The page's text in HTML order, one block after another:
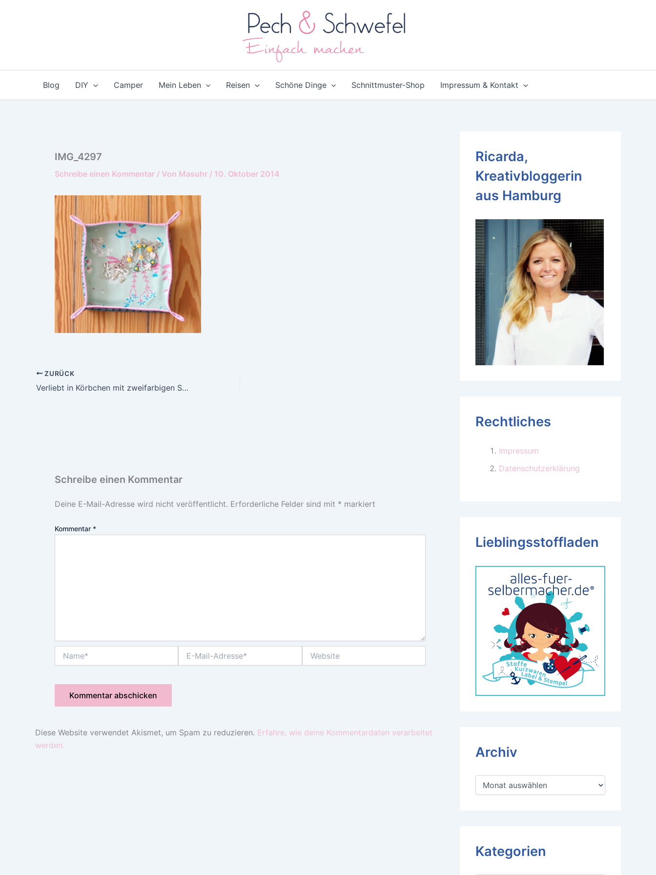
Blog DIY Camper Mein Leben Reisen Schöne Dinge Schnittmuster-Shop Impressum & Kontakt
IMG_4297
Schreibe einen Kommentar / Von Masuhr / 10. Oktober 2014
ZURÜCK
Verliebt in Körbchen mit zweifarbigen Schrägband
Schreibe einen Kommentar
Deine E-Mail-Adresse wird nicht veröffentlicht. Erforderliche Felder sind mit * markiert
Kommentar *
Mail-
Diese Website verwendet Akismet, um Spam zu reduzieren. Erfahre, wie deine Kommentardaten verarbeitet
werden.
Ricarda,
Kreativbloggerin
aus Hamburg
Rechtliches
Impressum
Datenschutzerklärung
Lieblingsstoffladen
Archiv
A
Kategorien